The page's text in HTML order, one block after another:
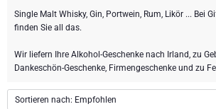
Dom Perignon Champagner
Geschenke mit Schokolade und
Bier Geschenke
Alkohol-Geschenksets
Alkoholfreie Geschenke
Schokolade und Champagner
Geschenke mit Schokolade und
Sweet Gifts
Gourmet Geschenke
LIFESTYLE
Lifestyle Geschenke
Atelier Rebul
MARKEN
Atelier Rebul
Single Malt Whisky, Gin, Portwein, Rum, Likör ... Bei
finden Sie all das.
Wir liefern Ihre Alkohol-Geschenke nach Irland, zu
Dankeschön-Geschenke, Firmengeschenke und zu
Sortieren nach: Empfohlen